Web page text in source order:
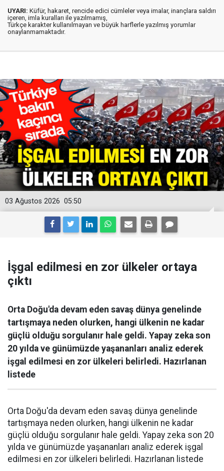
UYARI: Küfür, hakaret, rencide edici cümleler veya imalar, inançlara saldırı
içeren, imla kuralları ile yazılmamış,
Türkçe karakter kullanılmayan ve büyük harflerle yazılmış yorumlar
onaylanmamaktadır.
05:50
03 Ağustos 2026
İşgal edilmesi en zor ülkeler ortaya
çıktı
Orta Doğu'da devam eden savaş dünya genelinde
tartışmaya neden olurken, hangi ülkenin ne kadar
güçlü olduğu sorgulanır hale geldi. Yapay zeka son
20 yılda ve günümüzde yaşananları analiz ederek
işgal edilmesi en zor ülkeleri belirledi. Hazırlanan
listede
Orta Doğu'da devam eden savaş dünya genelinde
tartışmaya neden olurken, hangi ülkenin ne kadar
güçlü olduğu sorgulanır hale geldi. Yapay zeka son 20
yılda ve günümüzde yaşananları analiz ederek işgal
edilmesi en zor ülkeleri belirledi. Hazırlanan listede